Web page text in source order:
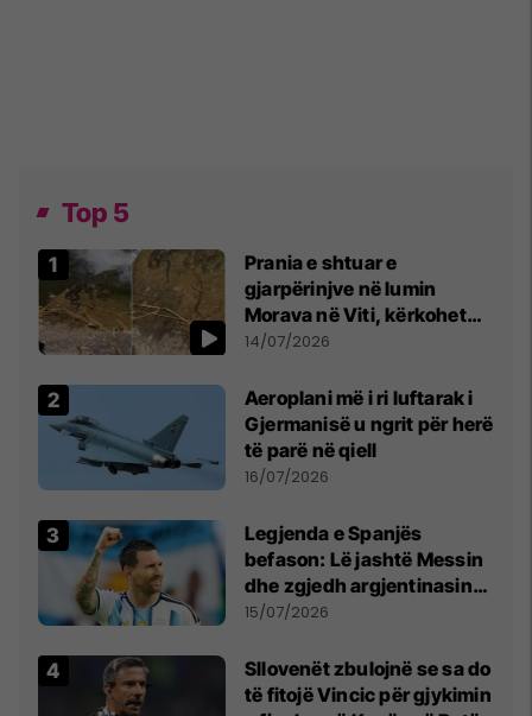
Top 5
Prania e shtuar e
gjarpërinjve në lumin
Morava në Viti, kërkohet
kujdes nga qytetarët
14/07/2026
Aeroplani më i ri luftarak i
Gjermanisë u ngrit për herë
të parë në qiell
16/07/2026
Legjenda e Spanjës
befason: Lë jashtë Messin
dhe zgjedh argjentinasin
më të mirë në botë
15/07/2026
Sllovenët zbulojnë se sa do
të fitojë Vincic për gjykimin